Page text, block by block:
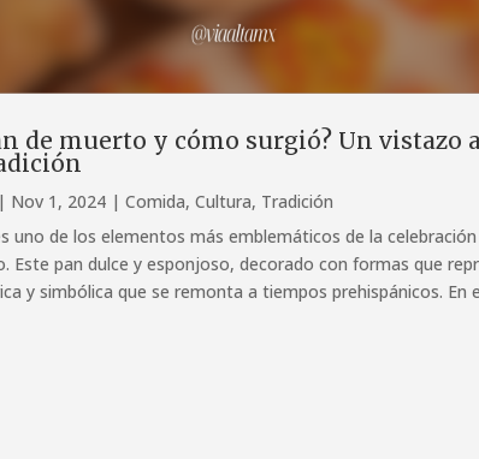
de muerto y cómo surgió? Un vistazo
| Nov 1, 2024 |Comida,Cultura, Tradición
uno de los elementos más emblemáticos de la
Este pan dulce y esponjoso, decorado con formas que
y simbólica que se remonta a tiempos prehispánicos. En